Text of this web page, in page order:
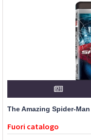
The Amazing Spider-
Fuori catalogo